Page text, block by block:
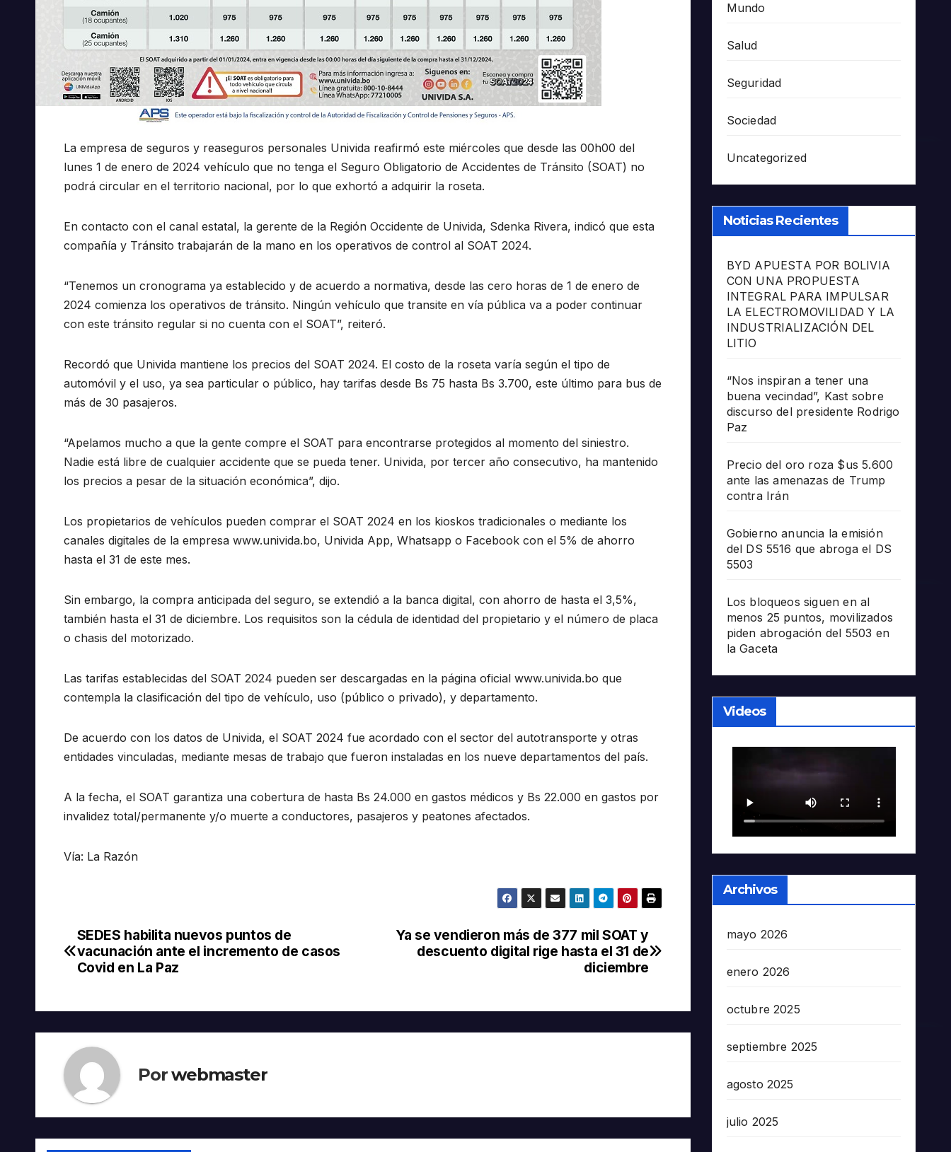
La empresa de seguros y reaseguros personales Univida reafirmó este miércoles que desde las 00h00 del
lunes 1 de enero de 2024 vehículo que no tenga el Seguro Obligatorio de Accidentes de Tránsito (SOAT) no
podrá circular en el territorio nacional, por lo que exhortó a adquirir la roseta.
En contacto con el canal estatal, la gerente de la Región Occidente de Univida, Sdenka Rivera, indicó que esta
compañía y Tránsito trabajarán de la mano en los operativos de control al SOAT 2024.
“Tenemos un cronograma ya establecido y de acuerdo a normativa, desde las cero horas de 1 de enero de
2024 comienza los operativos de tránsito. Ningún vehículo que transite en vía pública va a poder continuar
con este tránsito regular si no cuenta con el SOAT”, reiteró.
Recordó que Univida mantiene los precios del SOAT 2024. El costo de la roseta varía según el tipo de
automóvil y el uso, ya sea particular o público, hay tarifas desde Bs 75 hasta Bs 3.700, este último para bus de
más de 30 pasajeros.
“Apelamos mucho a que la gente compre el SOAT para encontrarse protegidos al momento del siniestro.
Nadie está libre de cualquier accidente que se pueda tener. Univida, por tercer año consecutivo, ha mantenido
los precios a pesar de la situación económica”, dijo.
Los propietarios de vehículos pueden comprar el SOAT 2024 en los kioskos tradicionales o mediante los
canales digitales de la empresa www.univida.bo, Univida App, Whatsapp o Facebook con el 5% de ahorro
hasta el 31 de este mes.
Sin embargo, la compra anticipada del seguro, se extendió a la banca digital, con ahorro de hasta el 3,5%,
también hasta el 31 de diciembre. Los requisitos son la cédula de identidad del propietario y el número de placa
o chasis del motorizado.
Las tarifas establecidas del SOAT 2024 pueden ser descargadas en la página oficial www.univida.bo que
contempla la clasificación del tipo de vehículo, uso (público o privado), y departamento.
De acuerdo con los datos de Univida, el SOAT 2024 fue acordado con el sector del autotransporte y otras
entidades vinculadas, mediante mesas de trabajo que fueron instaladas en los nueve departamentos del país.
A la fecha, el SOAT garantiza una cobertura de hasta Bs 24.000 en gastos médicos y Bs 22.000 en gastos por
invalidez total/permanente y/o muerte a conductores, pasajeros y peatones afectados.
Vía: La Razón
Navegación
de
Ya se vendieron más de 377 mil SOAT y
descuento digital rige hasta el 31 de
diciembre
SEDES habilita nuevos puntos de
vacunación ante el incremento de casos
Covid en La Paz
Porwebmaster
Mundo
Salud
Seguridad
Sociedad
Uncategorized
Noticias Recientes
BYD APUESTA POR BOLIVIA
CON UNA PROPUESTA
INTEGRAL PARA IMPULSAR
LA ELECTROMOVILIDAD Y LA
INDUSTRIALIZACIÓN DEL
LITIO
“Nos inspiran a tener una
buena vecindad”, Kast sobre
discurso del presidente Rodrigo
Paz
Precio del oro roza $us 5.600
ante las amenazas de Trump
contra Irán
Gobierno anuncia la emisión
del DS 5516 que abroga el DS
5503
Los bloqueos siguen en al
menos 25 puntos, movilizados
piden abrogación del 5503 en
la Gaceta
Videos
Archivos
mayo 2026
enero 2026
octubre 2025
septiembre 2025
agosto 2025
julio 2025